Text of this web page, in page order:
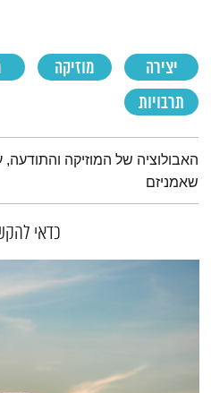
יצירה מוזיקה
תרבויות
תמצית הפודקאסט
האבולוציה של המוזיקה
שאמניזם
כדאי